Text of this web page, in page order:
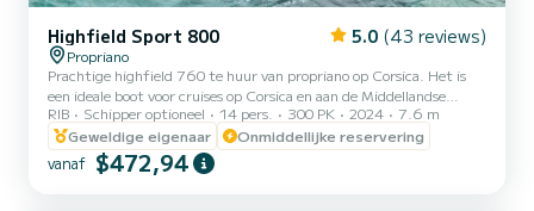
Highfield Sport 800 5.0 (43 reviews)
Propriano
Prachtige highfield 760 te huur van propriano op Corsica. Het is
een ideale boot voor cruises op Corsica en aan de Middellandse
Zeekust, met al het nodige comfort aan boord. ■ GPS ■
dieptemeter ■ zoetwaterdouche ■ ligstoel op de boeg ■ bimini-top
■ elektrische ankerlier Onze boot ligt in de haven van Propriano, op
5 minuten lopen van de veerboot vanuit Marseille. Perfect
RIB Schipper optioneel 14 pers. 300 PK 2024
7.6 m
Geweldige eigenaar
Onmiddellijke reservering
vanaf $472,94